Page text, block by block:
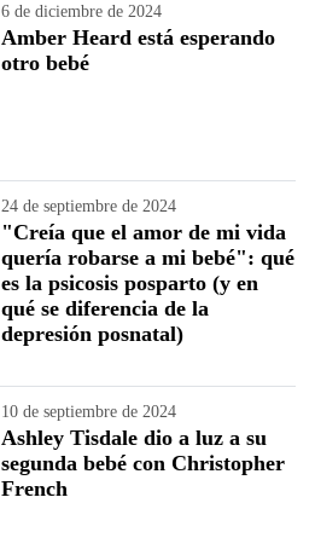
6 de diciembre de 2024
Amber Heard está esperando
otro bebé
24 de septiembre de 2024
"Creía que el amor de mi vida
quería robarse a mi bebé": qué
es la psicosis posparto (y en
qué se diferencia de la
depresión posnatal)
10 de septiembre de 2024
Ashley Tisdale dio a luz a su
segunda bebé con Christopher
French